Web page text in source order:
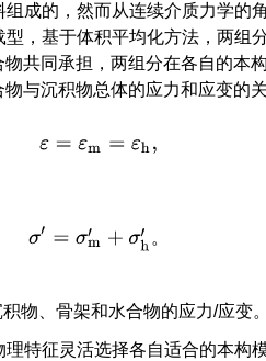
成的，然而从连续介质力学的
，基于体积平均化方法，两组
共同承担，两组分在各自的本
与沉积物总体的应力和应变的
ε=εm =εh ,
。
σ′= σm′ +σh′。
物、骨架和水合物的应力/应变。
特征灵活选择各自适合的本构